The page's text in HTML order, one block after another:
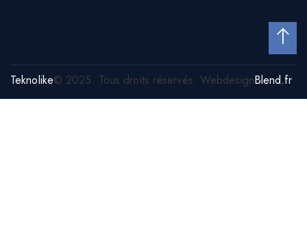
Teknolike© 2025. Tous droits réservés. WebdesignBlend.fr